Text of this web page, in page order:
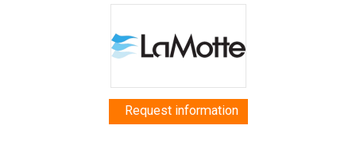
Request information